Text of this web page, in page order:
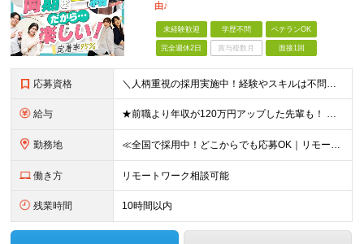
由♪
未経験歓迎 学歴不問 ベテランOK
完全週休2日 賞与複数月 面接1回
応募資格 ＼人柄重視の採用実施中！経験やスキルは不問です／ ★正社員デビューも歓迎★未経験OK★第二新卒歓迎★学歴不問 ◎20代～30代の若手中心に活躍中 ◎U/Iターンも歓迎 ◎転居を伴う転勤なし ◎家族の
給与 ★前職より年収が120万円アップした先輩も！ ★年収500万円可能 ■月給30万円～80万円＋各種手当（経験者） ■月給26万2000円～36万円＋各種手当（未経験者/首都圏） ※首都圏以外の未経
勤務地 ≪全国で採用中！どこからでも応募OK｜リモートワークあり≫ ★大阪・東京・名古屋・福岡への引っ越し補助制度あり ★会社都合の転居を伴う転勤はなし ‥‥━━━━━━ ご自宅から通いやすいエリアや希望す
働き方 リモートワーク相談可能
残業時間 10時間以内